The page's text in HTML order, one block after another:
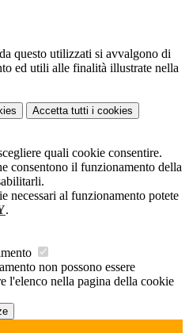
questo utilizzati si avvalgono di
ed utili alle finalità illustrate nella
Accetta tutti i cookies
quali cookie consentire.
consentono il funzionamento della
necessari al funzionamento potete
.
non possono essere
l'elenco nella pagina della cookie